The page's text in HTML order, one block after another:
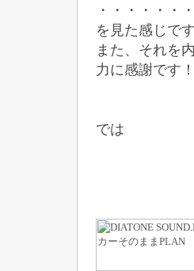
・・・・・・
を見た感じで
また、それを
力に感謝です
では